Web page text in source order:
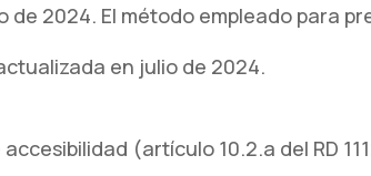
2024. El método empleado para
en julio de 2024.
(artículo 10.2.a del RD